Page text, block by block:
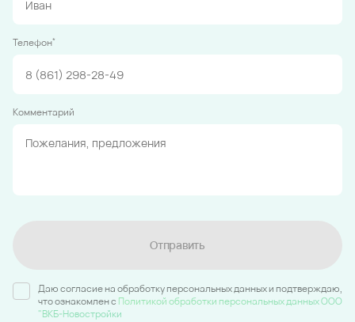
Телефон*
Комментарий
Отправить
Даю согласие на обработку персональных данных и подтверждаю,
что ознакомлен c Политикой обработки персональных данных ООО
"ВКБ-Новостройки